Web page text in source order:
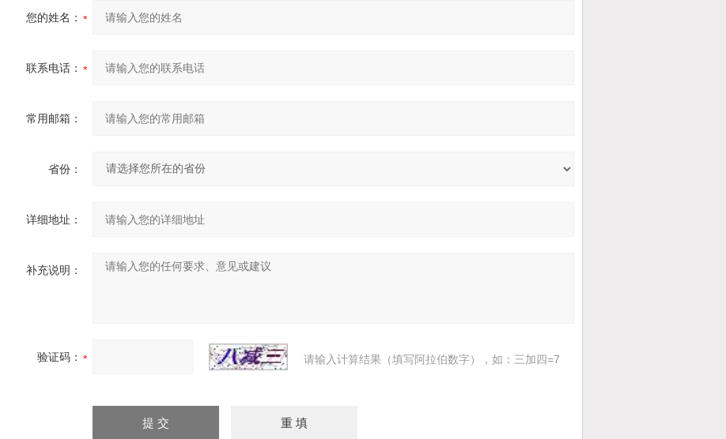
您的姓名：
联系电话：
常用邮箱：
省份：
详细地址：
补充说明：
验证码： 请输入计算结果（填写阿拉伯数字），如：三加四=7